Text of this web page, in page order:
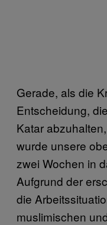
Gerade, als die
Entscheidung,
Katar
wurde unsere
zwei Wochen in
Aufgrund der
die
muslimischen